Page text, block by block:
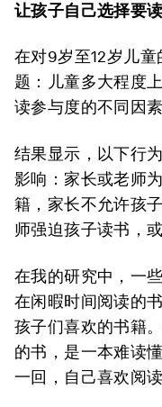
让孩子自己选择要
在对9岁至12岁儿
题：儿童多大程度
读参与度的不同因素
结果显示，以下行
影响：家长或老师
籍，家长不允许孩
师强迫孩子读书，
在我的研究中，一
在闲暇时间阅读的
孩子们喜欢的书籍
的书，是一本难读
一回，自己喜欢阅